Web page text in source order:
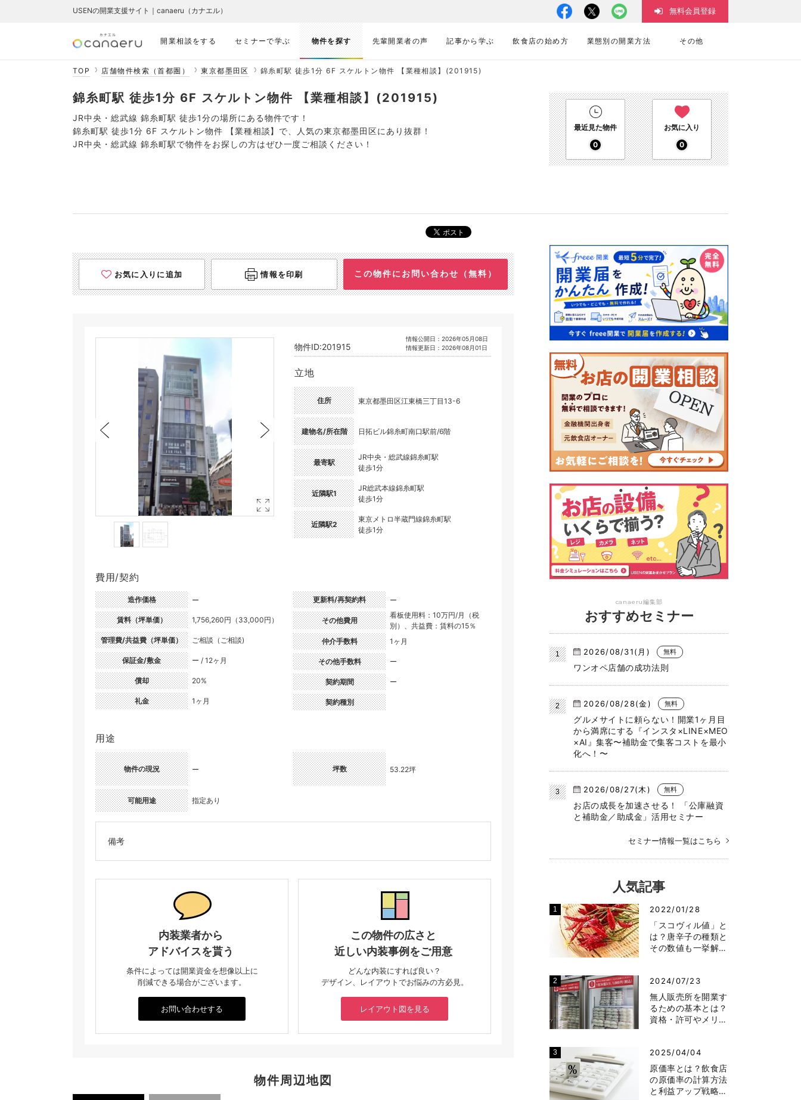
開業相談をする セミナーで学ぶ 物件を探す 先輩開業者の声 記事から学ぶ 飲食店の始め方 業態別の開業方法 その他
USENの開業支援サイト｜canaeru（カナエル） 無料会員登録
TOP 店舗物件検索（首都圏） 東京都墨田区 錦糸町駅 徒歩1分 6F スケルトン物件 【業種相談】(201915)
錦糸町駅 徒歩1分 6F スケルトン物件 【業種相談】(201915)
JR中央・総武線 錦糸町駅 徒歩1分の場所にある物件です！
錦糸町駅 徒歩1分 6F スケルトン物件 【業種相談】で、人気の東京都墨田区にあり抜群！
JR中央・総武線 錦糸町駅で物件をお探しの方はぜひ一度ご相談ください！
最近見た物件
0
お気に入り
0
お気に入りに追加 情報を印刷 この物件にお問い合わせ（無料）
物件ID:201915
情報公開日：2026年05月08日
情報更新日：2026年08月01日
立地
住所 東京都墨田区江東橋三丁目13-6
建物名/所在階 日拓ビル錦糸町南口駅前/6階
最寄駅
JR中央・総武線錦糸町駅
徒歩1分
近隣駅1
JR総武本線錦糸町駅
徒歩1分
近隣駅2
東京メトロ半蔵門線錦糸町駅
徒歩1分
費用/契約
造作価格 ー
賃料（坪単価） 1,756,260円（33,000円）
管理費/共益費（坪単価） ご相談（ご相談)
保証金/敷金 ー / 12ヶ月
償却 20%
礼金 1ヶ月
更新料/再契約料 ー
その他費用
看板使用料：10万円/月（税
別）、共益費：賃料の15％
仲介手数料
1ヶ月
その他手数料 ー
契約期間 ー
契約種別
用途
物件の現況 ー
可能用途 指定あり
坪数 53.22坪
備考
内装業者から
アドバイスを貰う
条件によっては開業資金を想像以上に
削減できる場合がございます。
お問い合わせする
この物件の広さと
近しい内装事例をご用意
どんな内装にすれば良い？
デザイン、レイアウトでお悩みの方必見。
レイアウト図を見る
物件周辺地図
canaeru編集部
おすすめセミナー
2026/08/31(月) 無料
ワンオペ店舗の成功法則
2026/08/28(金) 無料
グルメサイトに頼らない！開業1ヶ月目
から満席にする『インスタ×LINE×MEO
×AI』集客〜補助金で集客コストを最小
化へ！〜
2026/08/27(木) 無料
お店の成長を加速させる！ 「公庫融資
と補助金／助成金」活用セミナー
セミナー情報一覧はこちら
人気記事
2022/01/28
「スコヴィル値」と
は？唐辛子の種類と
その数値も一挙解…
2024/07/23
無人販売所を開業す
るための基本とは？
資格・許可やメリ…
2025/04/04
原価率とは？飲食店
の原価率の計算方法
と利益アップ戦略…